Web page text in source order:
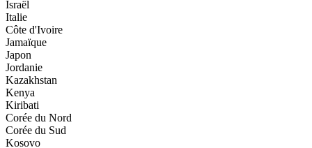
Israël
Italie
Côte d'Ivoire
Jamaïque
Japon
Jordanie
Kazakhstan
Kenya
Kiribati
Corée du Nord
Corée du Sud
Kosovo